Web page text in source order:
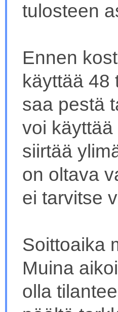
tulosteen
Ennen
käyttää 48
saa pestä
voi
siirtää
on oltava
ei tarvitse
Soittoaika
Muina
olla